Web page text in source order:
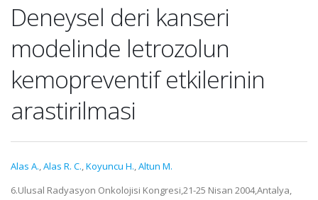
Deneysel deri kanseri
modelinde letrozolun
kemopreventif etkilerinin
arastirilmasi
Alas A.,Alas R. C.,Koyuncu H.,Altun M.
6.Ulusal Radyasyon Onkolojisi Kongresi,21-25 Nisan 2004,Antalya,